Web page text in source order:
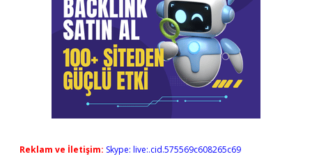
Reklam ve İletişim: Skype: live:.cid.575569c608265c69